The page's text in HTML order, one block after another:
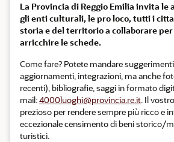
La Provincia di Reggio Emilia invita
gli enti culturali, le pro loco, tutti i
storia e del territorio a collaborare
arricchire le schede.
Come fare? Potete mandare
aggiornamenti, integrazioni, ma anche
recenti), bibliografie, saggi in formato
mail:4000luoghi@provincia.re.it. Il
prezioso per rendere sempre più ricco e
eccezionale censimento di beni storico/
turistici.